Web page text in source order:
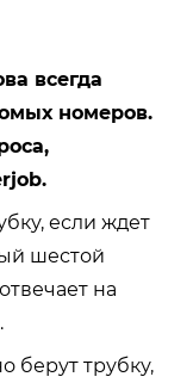
всегда
номеров.
если ждет
шестой
на
берут трубку,